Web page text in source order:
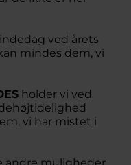
ved årets
mindes dem, vi
holder vi ved
vi har mistet i